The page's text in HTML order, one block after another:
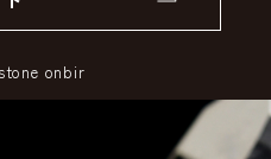
onbir